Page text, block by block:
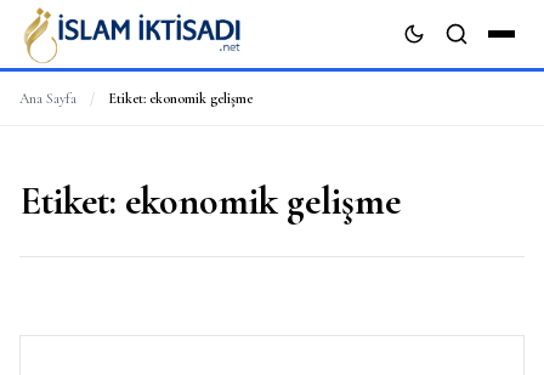
Ana Sayfa / Etiket: ekonomik gelişme
Etiket: ekonomik gelişme